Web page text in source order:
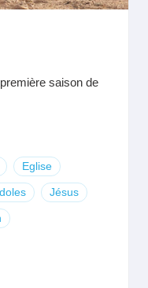
saison de
Eglise
Jésus